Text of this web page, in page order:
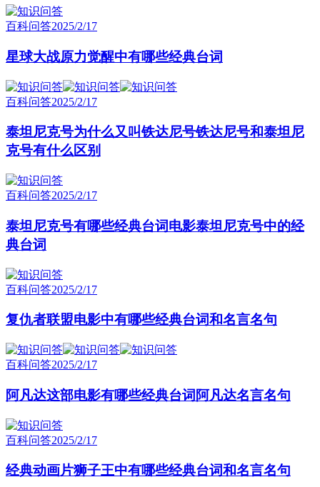
百科问答2025/2/17
星球大战原力觉醒中有哪些经典台词
百科问答2025/2/17
泰坦尼克号为什么又叫铁达尼号铁达尼号和泰坦尼
克号有什么区别
百科问答2025/2/17
泰坦尼克号有哪些经典台词电影泰坦尼克号中的经
典台词
百科问答2025/2/17
复仇者联盟电影中有哪些经典台词和名言名句
百科问答2025/2/17
阿凡达这部电影有哪些经典台词阿凡达名言名句
百科问答2025/2/17
经典动画片狮子王中有哪些经典台词和名言名句